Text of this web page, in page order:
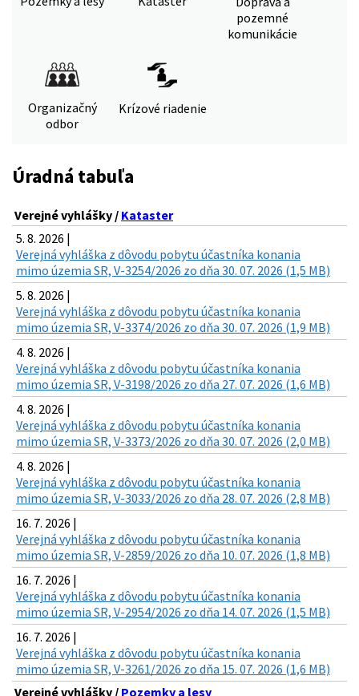
pozemné
komunikácie
Organizačný
odbor
Krízové riadenie
Úradná tabuľa
Verejné vyhlášky / Kataster
5. 8. 2026 |
Verejná vyhláška z dôvodu pobytu účastníka konania
mimo územia SR, V-3254/2026 zo dňa 30. 07. 2026 (1,5 MB)
5. 8. 2026 |
Verejná vyhláška z dôvodu pobytu účastníka konania
mimo územia SR, V-3374/2026 zo dňa 30. 07. 2026 (1,9 MB)
4. 8. 2026 |
Verejná vyhláška z dôvodu pobytu účastníka konania
mimo územia SR, V-3198/2026 zo dňa 27. 07. 2026 (1,6 MB)
4. 8. 2026 |
Verejná vyhláška z dôvodu pobytu účastníka konania
mimo územia SR, V-3373/2026 zo dňa 30. 07. 2026 (2,0 MB)
4. 8. 2026 |
Verejná vyhláška z dôvodu pobytu účastníka konania
mimo územia SR, V-3033/2026 zo dňa 28. 07. 2026 (2,8 MB)
16. 7. 2026 |
Verejná vyhláška z dôvodu pobytu účastníka konania
mimo územia SR, V-2859/2026 zo dňa 10. 07. 2026 (1,8 MB)
16. 7. 2026 |
Verejná vyhláška z dôvodu pobytu účastníka konania
mimo územia SR, V-2954/2026 zo dňa 14. 07. 2026 (1,5 MB)
16. 7. 2026 |
Verejná vyhláška z dôvodu pobytu účastníka konania
mimo územia SR, V-3261/2026 zo dňa 15. 07. 2026 (1,6 MB)
Verejné vyhlášky / Pozemky a lesy